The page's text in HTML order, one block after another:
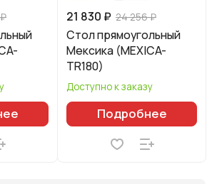
21 830 ₽ 24 256 ₽
Стол прямоугольный
Мексика (MEXICA-
TR180)
Доступно к заказу
Подробнее